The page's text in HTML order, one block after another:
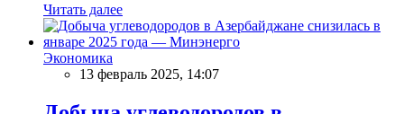
Читать далее
Экономика
13 февраль 2025, 14:07